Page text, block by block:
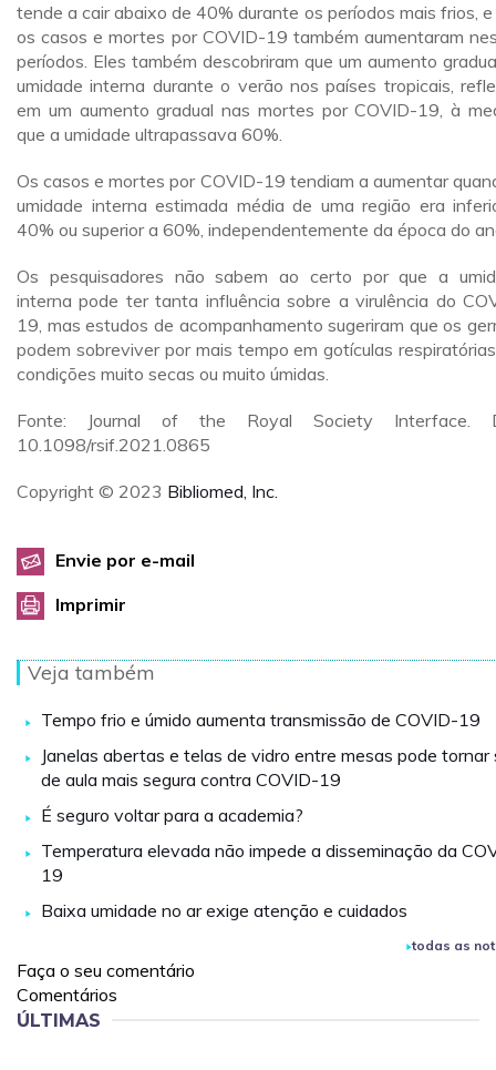
tende a cair abaixo de 40% durante os períodos mais frios, e
os casos e mortes por COVID-19 também aumentaram
períodos. Eles também descobriram que um aumento
umidade interna durante o verão nos países tropicais,
em um aumento gradual nas mortes por COVID-19, à
que a umidade ultrapassava 60%.
Os casos e mortes por COVID-19 tendiam a aumentar
umidade interna estimada média de uma região era
40% ou superior a 60%, independentemente da época do
Os pesquisadores não sabem ao certo por que a
interna pode ter tanta influência sobre a virulência do
19, mas estudos de acompanhamento sugeriram que os
podem sobreviver por mais tempo em gotículas
condições muito secas ou muito úmidas.
Fonte: Journal of the Royal Society Interface.
10.1098/rsif.2021.0865
Copyright © 2023 Bibliomed, Inc.
Envie por e-mail
Imprimir
Veja também
Tempo frio e úmido aumenta transmissão de COVID-19
Janelas abertas e telas de vidro entre mesas pode tornar
de aula mais segura contra COVID-19
É seguro voltar para a academia?
Temperatura elevada não impede a disseminação da
19
Baixa umidade no ar exige atenção e cuidados
todas as
Faça o seu comentário
Comentários
ÚLTIMAS